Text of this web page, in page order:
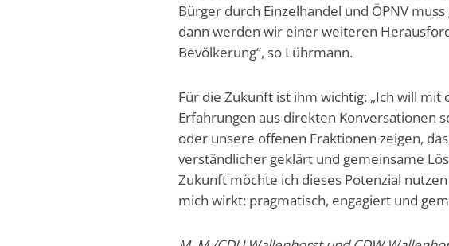
Bürger durch Einzelhandel und ÖPNV
dann werden wir einer weiteren
Bevölkerung“, so Lührmann.
Für die Zukunft ist ihm wichtig: „Ich will
Erfahrungen aus direkten Konversationen
oder unsere offenen Fraktionen zeigen,
verständlicher geklärt und gemeinsame
Zukunft möchte ich dieses Potenzial
mich wirkt: pragmatisch, engagiert und